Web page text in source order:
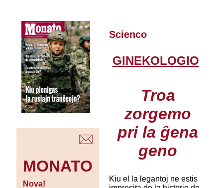
MONATO
Nova!
Scienco
GINEKOLOGIO
Troa
zorgemo
pri la ĝena
geno
Kiu el la legantoj ne estis